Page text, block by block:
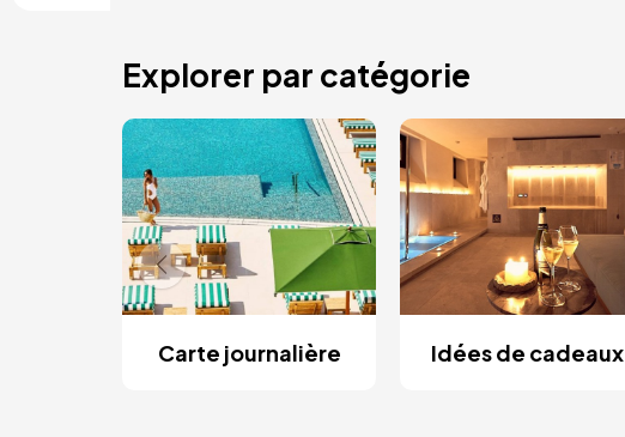
Explorer par catégorie
Carte journalière Idées de cadeaux